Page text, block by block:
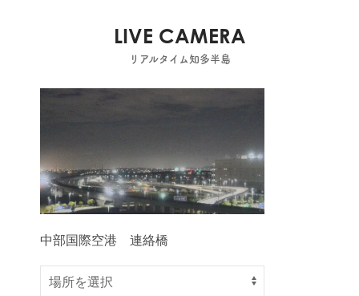
LIVE CAMERA
リアルタイム知多半島
中部国際空港 連絡橋